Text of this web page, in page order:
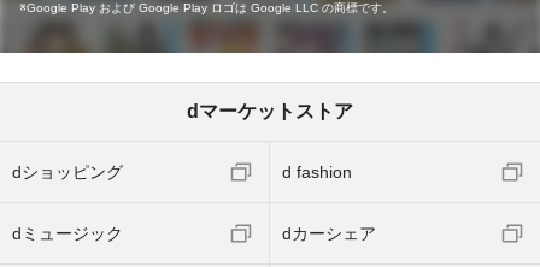
Google Play および Google Play ロゴは Google LLC の商標です。
dマーケットストア
dショッピング d fashion
dミュージック dカーシェア